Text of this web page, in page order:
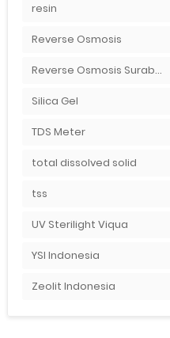
resin
Reverse Osmosis
Reverse Osmosis Surabaya
Silica Gel
TDS Meter
total dissolved solid
tss
UV Sterilight Viqua
YSI Indonesia
Zeolit Indonesia